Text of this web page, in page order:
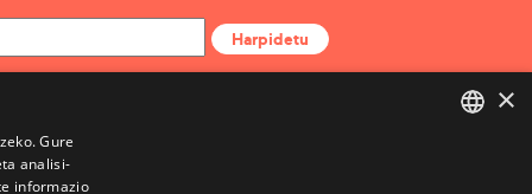
Harpidetu
×
Gure
analisi-
informazio